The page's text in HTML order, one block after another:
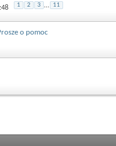
1 2 3 ... 11
o pomoc